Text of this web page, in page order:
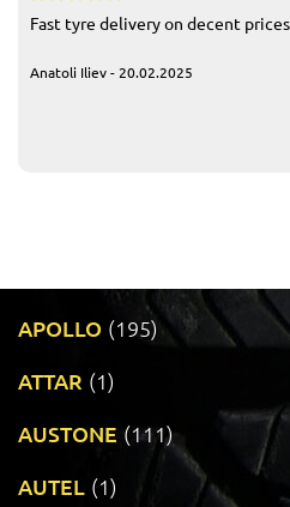
Fast tyre delivery on decent
Anatoli Iliev - 20.02.2025
APOLLO (195)
ATTAR (1)
AUSTONE (111)
AUTEL (1)